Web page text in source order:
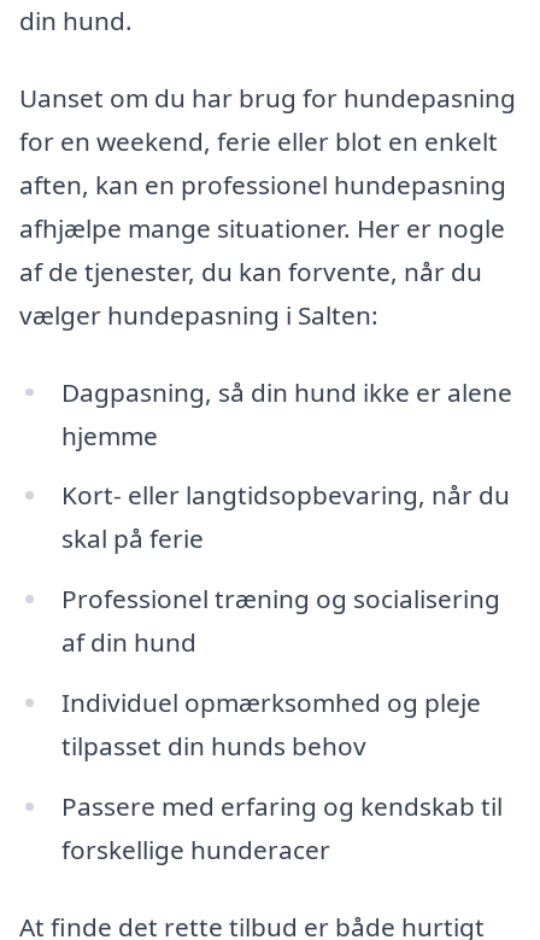
din hund.
Uanset om du har brug for hundepasning
for en weekend, ferie eller blot en enkelt
aften, kan en professionel hundepasning
afhjælpe mange situationer. Her er nogle
af de tjenester, du kan forvente, når du
vælger hundepasning i Salten:
Dagpasning, så din hund ikke er alene
hjemme
Kort- eller langtidsopbevaring, når du
skal på ferie
Professionel træning og socialisering
af din hund
Individuel opmærksomhed og pleje
tilpasset din hunds behov
Passere med erfaring og kendskab til
forskellige hunderacer
At finde det rette tilbud er både hurtigt